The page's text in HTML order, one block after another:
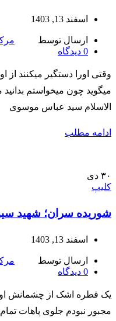
اسفند 13, 1403
ارسال توسط
0 دیدگاه
وقتی اورا دستگیر میکنند
میگوید چون میخواستم
الاسلام سید عباس موسوی
ادامه مطلب
۳۰ دی
کلیپ
شوریده سران؛ شهید
اسفند 13, 1403
ارسال توسط
0 دیدگاه
یک قطره اشک از چشمانش
مجبور نبودم جلوی پاهات